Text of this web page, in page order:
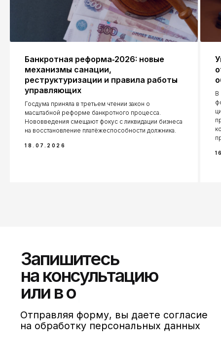
Банкротная реформа‑2026: новые
механизмы санации,
реструктуризации и правила работы
управляющих
Госдума приняла в третьем чтении закон о
масштабной реформе банкротного процесса.
Нововведения смещают фокус с ликвидации бизнеса
на восстановление платёжеспособности должника.
18.07.2026
В
ОГРН: 1257700128630
Москва, Руновский переулок, 8с1
Москва, Семёновская площадь,
персональных данных,
юридически значимая
информация
КОЛЛЕГИЯ АДВОКАТОВ ГОРОДА
МОСКВЫ "К5"
ИНН: 9705255854
ОГРН: 1267700149518
Москва, Руновский переулок, 8с1